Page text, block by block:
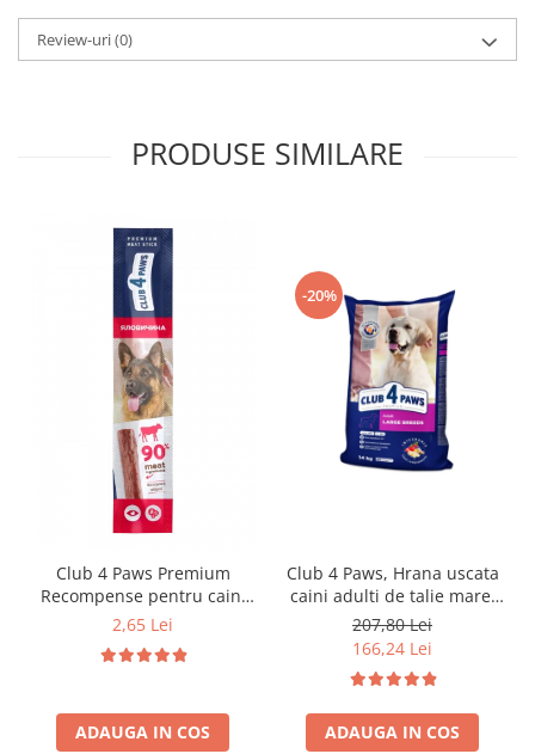
Review-uri(0)
PRODUSE SIMILARE
Club 4 Paws Premium
Recompense pentru caini
stick cu vita, 12g
2,65 Lei
ADAUGA IN COS
-20%
Club 4 Paws, Hrana uscata
caini adulti de talie mare,
pui, 14kg
207,80 Lei
166,24 Lei
ADAUGA IN COS